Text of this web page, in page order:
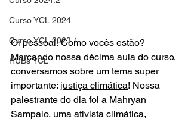
Curso YCL 2024
Curso YCL 2023.1
HUBs YCL
Oi pessoal! Como vocês estão?
Marcando nossa décima aula do curso,
conversamos sobre um tema super
importante: justiça climática! Nossa
palestrante do dia foi a Mahryan
Sampaio, uma ativista climática,